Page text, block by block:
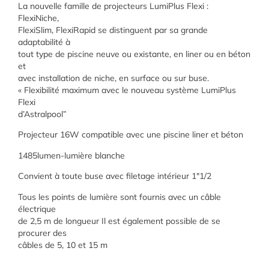
La nouvelle famille de projecteurs LumiPlus Flexi :
FlexiNiche,
FlexiSlim, FlexiRapid se distinguent par sa grande
adaptabilité à
tout type de piscine neuve ou existante, en liner ou en béton
et
avec installation de niche, en surface ou sur buse.
« Flexibilité maximum avec le nouveau système LumiPlus
Flexi
d’Astralpool”
Projecteur 16W compatible avec une piscine liner et béton
1485lumen-lumière blanche
Convient à toute buse avec filetage intérieur 1″1/2
Tous les points de lumière sont fournis avec un câble
électrique
de 2,5 m de longueur Il est également possible de se
procurer des
câbles de 5, 10 et 15 m